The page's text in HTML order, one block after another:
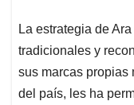
La estrategia de
tradicionales y
sus marcas propias
del país, les ha